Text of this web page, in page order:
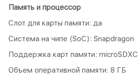
Память и процессор
Слот для карты памяти: да
Система на чипе (SoC): Snapdragon
Поддержка карт памяти: microSDXC
Объем оперативной памяти: 8 ГБ